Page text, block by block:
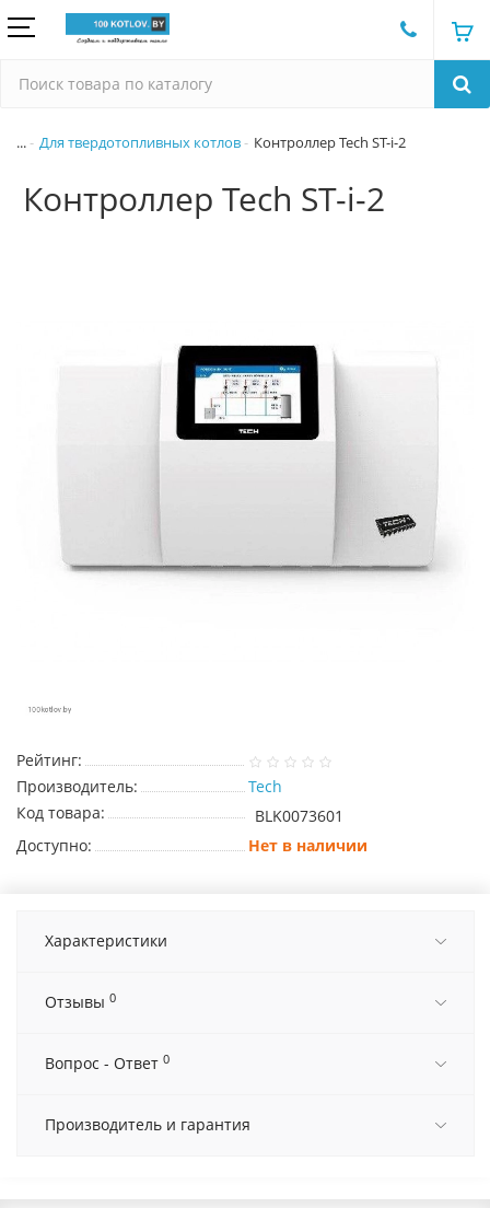
... Для твердотопливных котлов Контроллер Tech ST-i-2
Контроллер Tech ST-i-2
Рейтинг:
Производитель:
Tech
Код товара:
BLK0073601
Доступно:
Нет в наличии
Характеристики
Отзывы 0
Вопрос - Ответ 0
Производитель и гарантия